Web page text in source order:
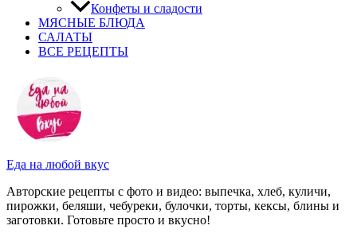
Конфеты и сладости
МЯСНЫЕ БЛЮДА
САЛАТЫ
ВСЕ РЕЦЕПТЫ
Еда на любой вкус
Авторские рецепты с фото и видео: выпечка, хлеб, куличи,
пирожки, беляши, чебуреки, булочки, торты, кексы, блины и
заготовки. Готовьте просто и вкусно!